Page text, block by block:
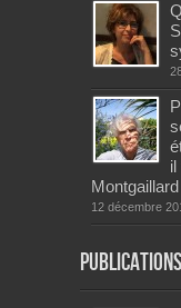
12 décembre